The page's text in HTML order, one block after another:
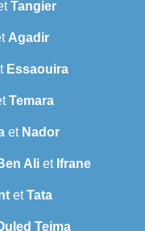
Tangier
Agadir
Essaouira
Temara
et Nador
Ali et Ifrane
etTata
Teima